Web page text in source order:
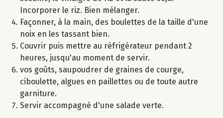
Incorporer le riz. Bien mélanger.
Façonner, à la main, des boulettes de la taille d'une
noix en les tassant bien.
Couvrir puis mettre au réfrigérateur pendant 2
heures, jusqu'au moment de servir.
vos goûts, saupoudrer de graines de courge,
ciboulette, algues en paillettes ou de toute autre
garniture.
Servir accompagné d'une salade verte.